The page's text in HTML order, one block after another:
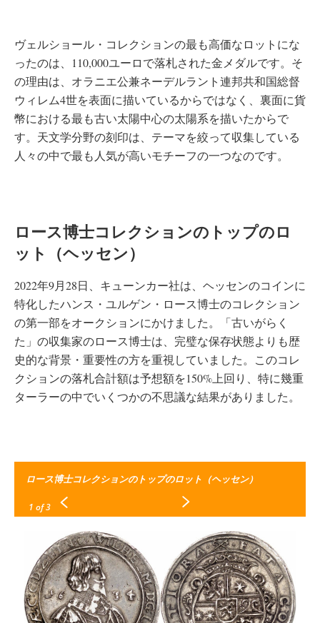
ヴェルショール・コレクションの最も高価なロットにな
ったのは、110,000ユーロで落札された金メダルです。そ
の理由は、オラニエ公兼ネーデルラント連邦共和国総督
ウィレム4世を表面に描いているからではなく、裏面に貨
幣における最も古い太陽中心の太陽系を描いたからで
す。天文学分野の刻印は、テーマを絞って収集している
人々の中で最も人気が高いモチーフの一つなのです。
ロース博士コレクションのトップのロ
ット（ヘッセン）
2022年9月28日、キューンカー社は、ヘッセンのコインに
特化したハンス・ユルゲン・ロース博士のコレクション
の第一部をオークションにかけました。「古いがらく
た」の収集家のロース博士は、完璧な保存状態よりも歴
史的な背景・重要性の方を重視していました。このコレ
クションの落札合計額は予想額を150%上回り、特に幾重
ターラーの中でいくつかの不思議な結果がありました。
ロース博士コレクションのトップのロット（ヘッセン）
1 of 3